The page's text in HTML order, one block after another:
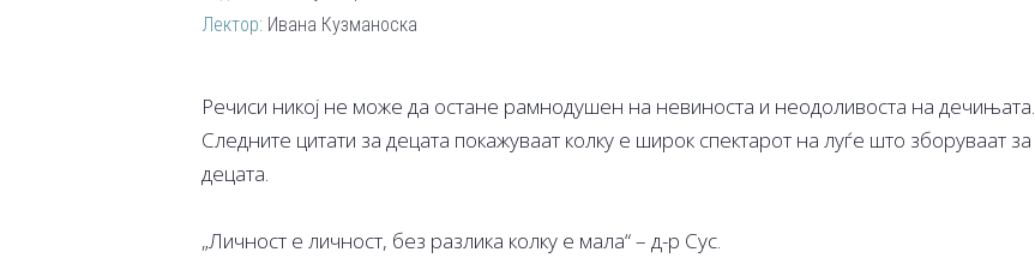
Лектор: Ивана Кузманоска
Речиси никој не може да остане рамнодушен на невиноста и неодоливоста на дечињата.
Следните цитати за децата покажуваат колку е широк спектарот на луѓе што зборуваат за
децата.
„Личност е личност, без разлика колку е мала“ – д-р Сус.